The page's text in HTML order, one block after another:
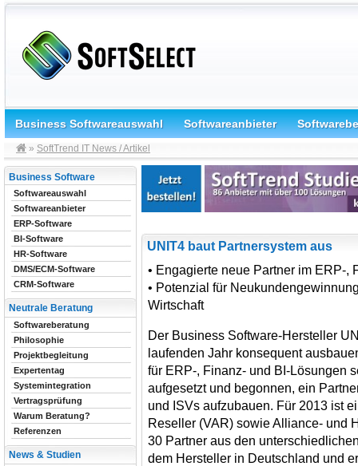
Business Softwareauswahl Softwareanbieter
» SoftTrend IT News / Artikel
UNIT4 baut Partnersystem aus
• Engagierte neue Partner im ERP-,
• Potenzial für
Wirtschaft
Der Business Software-Hersteller
laufenden Jahr konsequent
für ERP-, Finanz- und BI-Lösungen
aufgesetzt und begonnen, ein
und ISVs aufzubauen. Für 2013 ist
Reseller (VAR) sowie Alliance- und
30 Partner aus den
dem Hersteller in Deutschland und
Business Software
Softwareauswahl
Softwareanbieter
ERP-Software
BI-Software
HR-Software
DMS/ECM-Software
CRM-Software
Neutrale Beratung
Softwareberatung
Philosophie
Projektbegleitung
Expertentag
Systemintegration
Vertragsprüfung
Warum Beratung?
Referenzen
News & Studien